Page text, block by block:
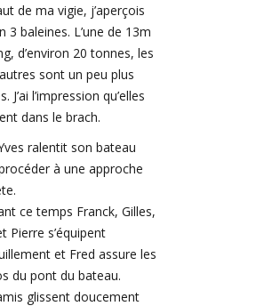
de ma vigie, j’aperçois
3 baleines. L’une de 13m
d’environ 20 tonnes, les
sont un peu plus
J’ai l’impression qu’elles
dans le brach.
ralentit son bateau
à une approche
ce temps Franck, Gilles,
Pierre s’équipent
et Fred assure les
du pont du bateau.
glissent doucement